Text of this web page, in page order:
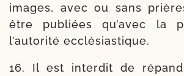
images, avec ou sans
être publiées qu’avec la
l’autorité ecclésiastique.
16. Il est inter­dit de